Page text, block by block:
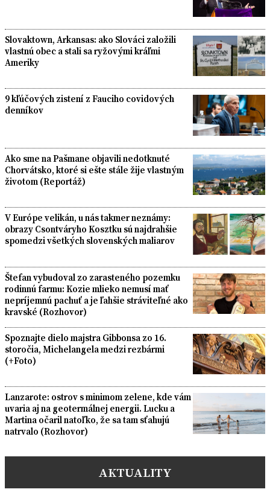
Slovaktown, Arkansas: ako Slováci založili
vlastnú obec a stali sa ryžovými kráľmi
Ameriky
9 kľúčových zistení z Fauciho covidových
denníkov
Ako sme na Pašmane objavili nedotknuté
Chorvátsko, ktoré si ešte stále žije vlastným
životom (Reportáž)
V Európe velikán, u nás takmer neznámy:
obrazy Csontváryho Kosztku sú najdrahšie
spomedzi všetkých slovenských maliarov
Štefan vybudoval zo zarasteného pozemku
rodinnú farmu: Kozie mlieko nemusí mať
nepríjemnú pachuť a je ľahšie stráviteľné ako
kravské (Rozhovor)
Spoznajte dielo majstra Gibbonsa zo 16.
storočia, Michelangela medzi rezbármi
(+Foto)
Lanzarote: ostrov s minimom zelene, kde vám
uvaria aj na geotermálnej energii. Lucku a
Martina očaril natoľko, že sa tam sťahujú
natrvalo (Rozhovor)
AKTUALITY